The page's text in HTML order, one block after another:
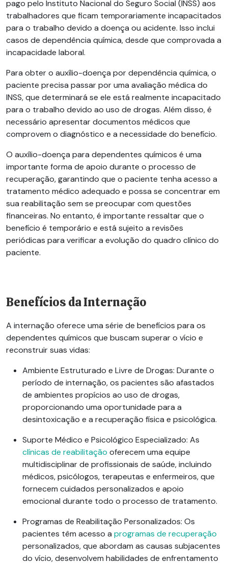
pago pelo Instituto Nacional do Seguro Social (INSS) aos
trabalhadores que ficam temporariamente incapacitados
para o trabalho devido a doença ou acidente. Isso inclui
casos de dependência química, desde que comprovada a
incapacidade laboral.
Para obter o auxílio-doença por dependência química, o
paciente precisa passar por uma avaliação médica do
INSS, que determinará se ele está realmente incapacitado
para o trabalho devido ao uso de drogas. Além disso, é
necessário apresentar documentos médicos que
comprovem o diagnóstico e a necessidade do benefício.
O auxílio-doença para dependentes químicos é uma
importante forma de apoio durante o processo de
recuperação, garantindo que o paciente tenha acesso a
tratamento médico adequado e possa se concentrar em
sua reabilitação sem se preocupar com questões
financeiras. No entanto, é importante ressaltar que o
benefício é temporário e está sujeito a revisões
periódicas para verificar a evolução do quadro clínico do
paciente.
Benefícios da Internação
A internação oferece uma série de benefícios para os
dependentes químicos que buscam superar o vício e
reconstruir suas vidas:
Ambiente Estruturado e Livre de Drogas: Durante o
período de internação, os pacientes são afastados
de ambientes propícios ao uso de drogas,
proporcionando uma oportunidade para a
desintoxicação e a recuperação física e psicológica.
Suporte Médico e Psicológico Especializado: As
clínicas de reabilitação oferecem uma equipe
multidisciplinar de profissionais de saúde, incluindo
médicos, psicólogos, terapeutas e enfermeiros, que
fornecem cuidados personalizados e apoio
emocional durante todo o processo de tratamento.
Programas de Reabilitação Personalizados: Os
pacientes têm acesso a programas de recuperação
personalizados, que abordam as causas subjacentes
do vício, desenvolvem habilidades de enfrentamento